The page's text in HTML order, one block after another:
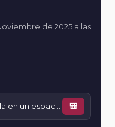
de 2025 a las
🎒